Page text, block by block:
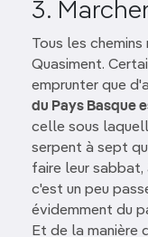
3.
Tous les chemins
Quasiment.
emprunter que
du Pays Basque
celle sous
serpent à sept
faire leur sabbat,
c'est un peu
évidemment du
Et de la manière